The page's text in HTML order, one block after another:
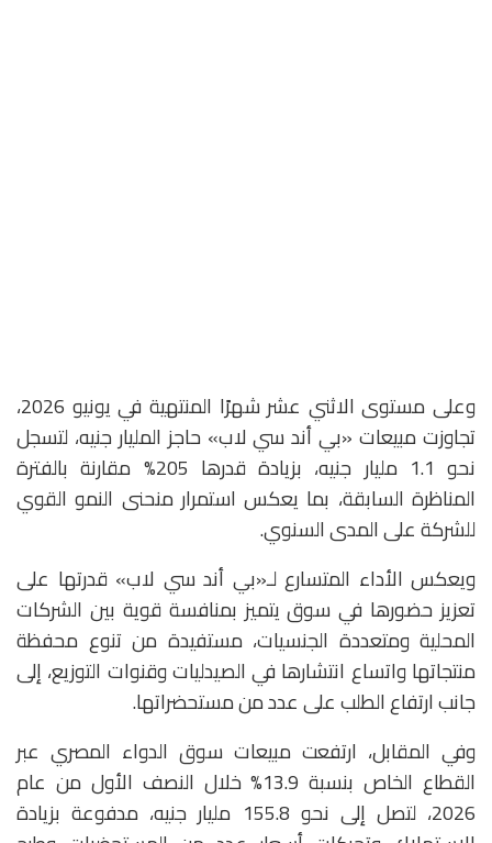
وعلى مستوى الاثني عشر شهرًا المنتهية في يونيو 2026،
تجاوزت مبيعات «بي أند سي لاب» حاجز المليار جنيه، لتسجل
نحو 1.1 مليار جنيه، بزيادة قدرها 205% مقارنة بالفترة
المناظرة السابقة، بما يعكس استمرار منحنى النمو القوي
للشركة على المدى السنوي.
ويعكس الأداء المتسارع لـ«بي أند سي لاب» قدرتها على
تعزيز حضورها في سوق يتميز بمنافسة قوية بين الشركات
المحلية ومتعددة الجنسيات، مستفيدة من تنوع محفظة
منتجاتها واتساع انتشارها في الصيدليات وقنوات التوزيع، إلى
جانب ارتفاع الطلب على عدد من مستحضراتها.
وفي المقابل، ارتفعت مبيعات سوق الدواء المصري عبر
القطاع الخاص بنسبة 13.9% خلال النصف الأول من عام
2026، لتصل إلى نحو 155.8 مليار جنيه، مدفوعة بزيادة